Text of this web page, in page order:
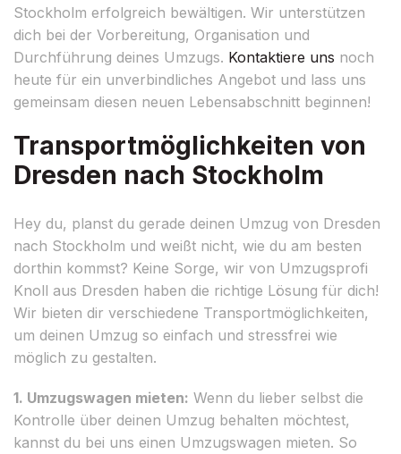
Stockholm erfolgreich bewältigen. Wir unterstützen
dich bei der Vorbereitung, Organisation und
Durchführung deines Umzugs. Kontaktiere uns noch
heute für ein unverbindliches Angebot und lass uns
gemeinsam diesen neuen Lebensabschnitt beginnen!
Transportmöglichkeiten von
Dresden nach Stockholm
Hey du, planst du gerade deinen Umzug von Dresden
nach Stockholm und weißt nicht, wie du am besten
dorthin kommst? Keine Sorge, wir von Umzugsprofi
Knoll aus Dresden haben die richtige Lösung für dich!
Wir bieten dir verschiedene Transportmöglichkeiten,
um deinen Umzug so einfach und stressfrei wie
möglich zu gestalten.
1. Umzugswagen mieten: Wenn du lieber selbst die
Kontrolle über deinen Umzug behalten möchtest,
kannst du bei uns einen Umzugswagen mieten. So